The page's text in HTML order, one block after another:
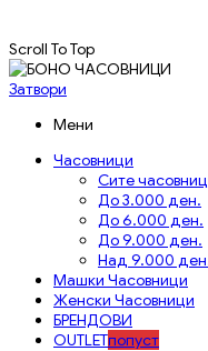
Scroll To Top
Затвори
Мени
Часовници
Сите
До 3.000 ден.
До 6.000 ден.
До 9.000 ден.
Над 9.000
Машки Часовници
Женски Часовници
БРЕНДОВИ
OUTLETпопуст